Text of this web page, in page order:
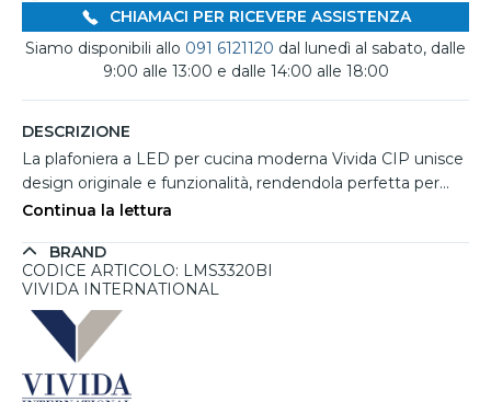
CHIAMACI PER RICEVERE ASSISTENZA
Siamo disponibili allo 091 6121120 dal lunedì al sabato, dalle
9:00 alle 13:00 e dalle 14:00 alle 18:00
DESCRIZIONE
La plafoniera a LED per cucina moderna Vivida CIP unisce
design originale e funzionalità, rendendola perfetta per
illuminare spazi di medie dimensioni. La sua forma
dettagli in metacrilato satinato, dona eleganza e
modernità all’ambiente. La sorgente LED integrata da
120°, con flussi luminosi di 2600/2800 lumen per tonalità
calda (3000K) o naturale (4000K), selezionabili tramite
l’interruttore integrato. Illumina e arreda allo stesso tempo
Continua la lettura
BRAND
CODICE ARTICOLO: LMS3320BI
VIVIDA INTERNATIONAL